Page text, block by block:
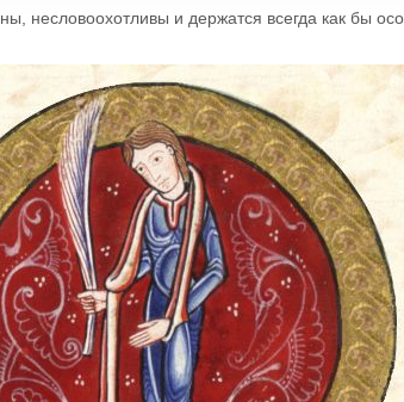
несловоохотливы и держатся всегда как бы